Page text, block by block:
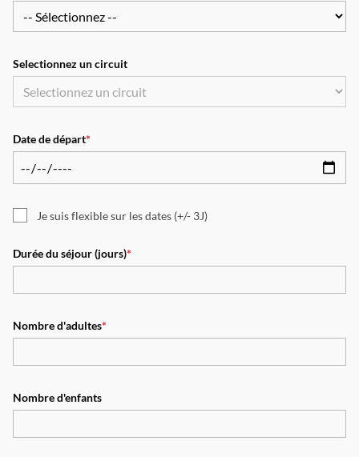
Selectionnez un circuit
Date de départ*
Je suis flexible sur les dates (+/- 3J)
Durée du séjour (jours)*
Nombre d'adultes*
Nombre d'enfants